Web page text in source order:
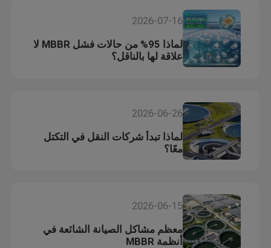
2026-07-16
لماذا 95% من حالات فشل MBBR لا
علاقة لها بالناقل؟
2026-06-26
لماذا تبدأ شركات النقل في التكتل
معًا؟
2026-06-15
معظم مشاكل الصيانة الشائعة في
أنظمة MBBR